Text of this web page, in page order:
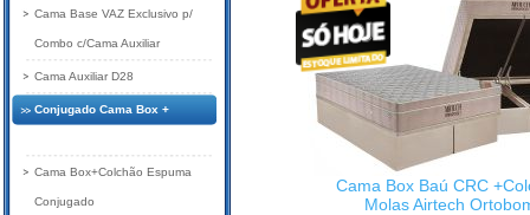
Cama Box Baú CRC
Molas Airtech
Cama Base VAZ Exclusivo p/
Combo c/Cama Auxiliar
Cama Auxiliar D28
Conjugado Cama Box +
Cama Box+Colchão Espuma
Conjugado